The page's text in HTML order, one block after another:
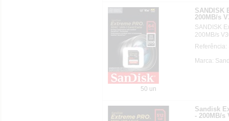
50 un
SANDISK
200MB/s
SANDISK
200MB/s
Marca:
Sandisk
- 200MB/s